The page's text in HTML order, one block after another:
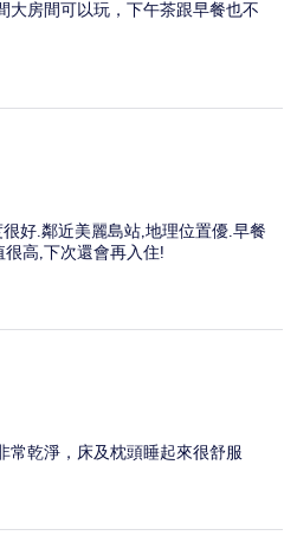
大房間可以玩，下午茶跟早餐也不
好.鄰近美麗島站,地理位置優.早餐
高,下次還會再入住!
常乾淨，床及枕頭睡起來很舒服